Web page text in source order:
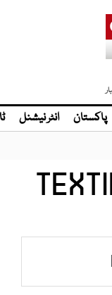
پاکستان انٹر نیشنل